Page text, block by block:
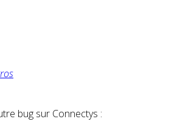
bug sur Connectys :